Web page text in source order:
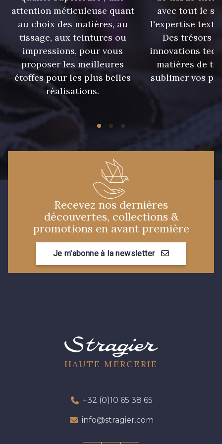
1279 - Jaune Soleil 10036 - Crème de banane
5790 - Vert Forêt 5198 - Vert Golf
5968 - Vert bouteille
6995 - Turquoise 7584 - Bleu Couronne
3961 - Rouge Peony
3855 - Rouge Carmin 3982 - Rouge Grenat
attention méticuleuse quant
au choix des matières, au
tissage, aux teintures ou
impressions, pour vous
proposer les meilleures
étoffes pour les plus belles
réalisations.
avec tout le
l'expertise
Des trésors
innovations
matières de
sublimer vos
Recevez nos dernières
découvertes, collections &
promotions en avant première
Je m'abonne à la newsletter
HAUTE MERCERIE
+32 (0)10 65 38 65
info@stragier.com